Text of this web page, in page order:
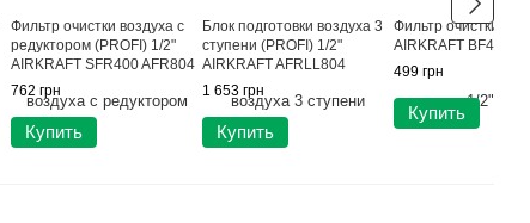
Фильтр очистки воздуха с
редуктором (PROFI) 1/2"
AIRKRAFT SFR400 AFR804
762 грн
Купить
Блок подготовки воздуха 3
ступени (PROFI) 1/2"
AIRKRAFT AFRLL804
1 653 грн
Купить
Фильтр очистки
AIRKRAFT BF4000
499 грн
Купить